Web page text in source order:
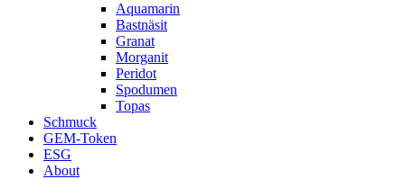
Aquamarin
Bastnäsit
Granat
Morganit
Peridot
Spodumen
Topas
Schmuck
GEM-Token
ESG
About